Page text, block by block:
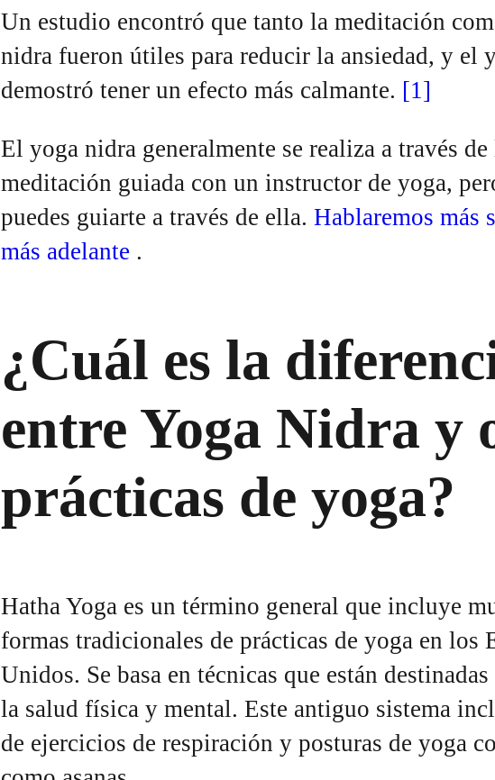
Un estudio encontró que tanto la meditación
nidra fueron útiles para reducir la ansiedad, y el
demostró tener un efecto más calmante. [1]
El yoga nidra generalmente se realiza a través de
meditación guiada con un instructor de yoga,
puedes guiarte a través de ella. Hablaremos más
más adelante .
¿Cuál es la
entre Yoga Nidra y
prácticas de yoga?
Hatha Yoga es un término general que incluye
formas tradicionales de prácticas de yoga en los
Unidos. Se basa en técnicas que están
la salud física y mental. Este antiguo sistema
de ejercicios de respiración y posturas de yoga